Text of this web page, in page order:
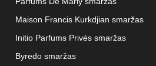
Maison Francis Kurkdjian smaržas
Initio Parfums Privés smaržas
Byredo smaržas